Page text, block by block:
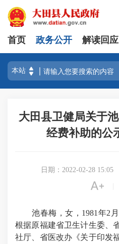
首页 政务公开 解读回应
大田县卫健局关于
经费补助的公
日期：2022-02-28 15:05

池春梅，女，1981年2月
根据原福建省卫生计生委、
社厅、省医改办《关于印发